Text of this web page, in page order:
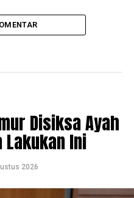
Disiksa Ayah
Lakukan Ini
2026